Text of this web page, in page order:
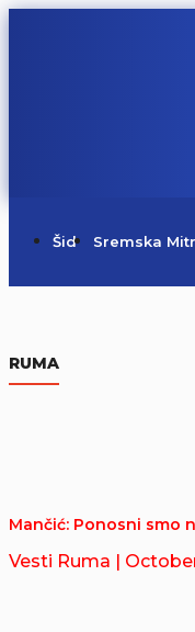
Šid Sremska
RUMA
Mančić: Ponosni smo
Vesti Ruma |